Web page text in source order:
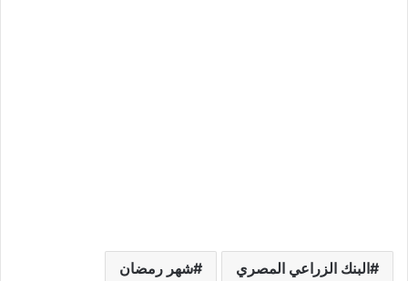
البنك الزراعي المصري شهر رمضان